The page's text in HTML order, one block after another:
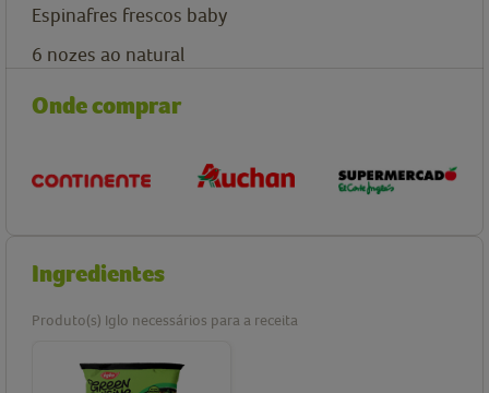
Espinafres frescos baby
6 nozes ao natural
Onde comprar
Ingredientes
Produto(s) Iglo necessários para a receita